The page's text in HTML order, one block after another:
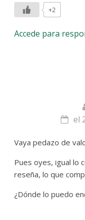
+2
Accede para
el
Vaya pedazo de
Pues oyes, igual lo
reseña, lo que
¿Dónde lo puedo